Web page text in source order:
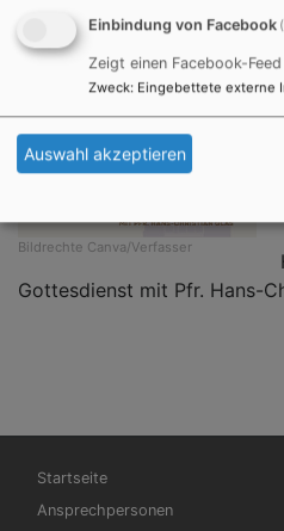
Bildrechte Canva/Verfasser
Gottesdienst mit Pfr. Hans-
Hauptnavigation
Startseite
Ansprechpersonen
Einbindung von Facebook
Zeigt einen Facebook-Feed
Zweck: Eingebettete externe
Auswahl akzeptieren